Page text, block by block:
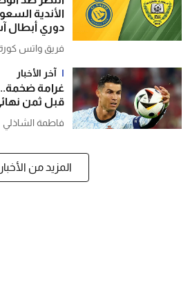
الأندية
دوري أبطال
فريق واتس
آخر الأخبار
غرامة ضخمة..
قبل ثمن نهائي
فاطمة الشاذلي
المزيد من الأخبار